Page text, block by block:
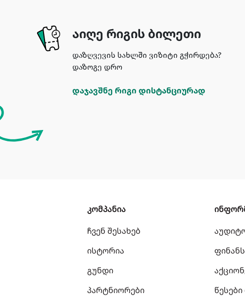
აიღე რიგის ბილეთი
დაზღვევის სახლში ვიზიტი გჭირდება?
დაზოგე დრო
დაჯავშნე რიგი დისტანციურად
კომპანია
ჩვენ შესახებ
ისტორია
გუნდი
პარტნიორები